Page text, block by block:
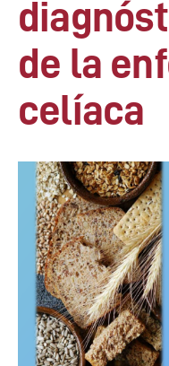
de la
celíaca